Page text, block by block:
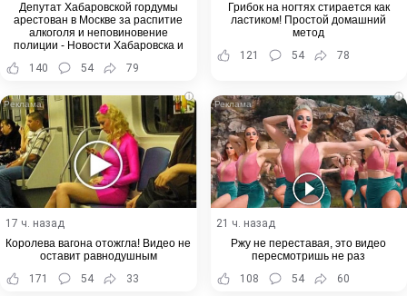
Депутат Хабаровской гордумы
арестован в Москве за распитие
алкоголя и неповиновение
полиции - Новости Хабаровска и
140 54 79
Грибок на ногтях стирается как
ластиком! Простой домашний
метод
121
54 78
i
17 ч. назад
Королева вагона отожгла! Видео не
оставит равнодушным
171
54 33
i
21 ч. назад
Ржу не переставая, это видео
пересмотришь не раз
108
54 60